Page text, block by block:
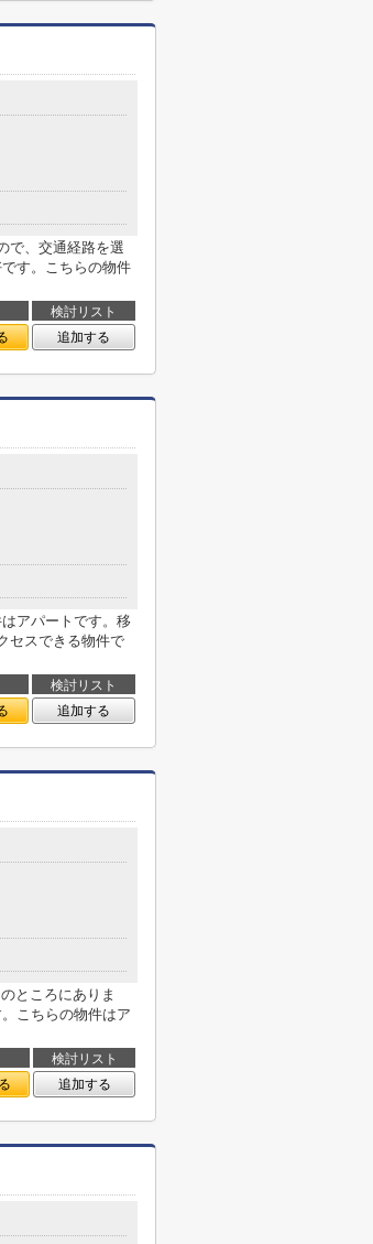
で、交通経路を選
す。こちらの物件
検討リスト
追加する
アパートです。移
セスできる物件で
検討リスト
追加する
ところにありま
こちらの物件はア
検討リスト
追加する